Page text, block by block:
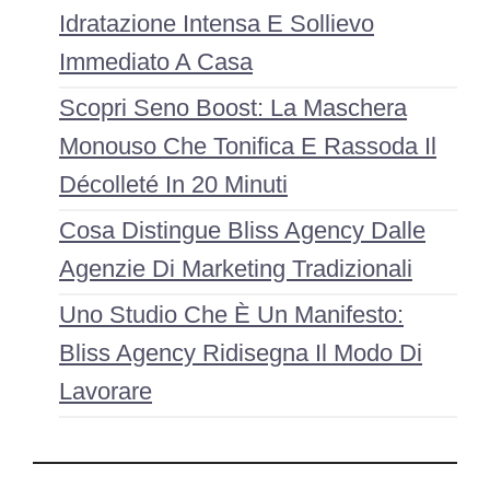
Idratazione Intensa E Sollievo
Immediato A Casa
Scopri Seno Boost: La Maschera
Monouso Che Tonifica E Rassoda Il
Décolleté In 20 Minuti
Cosa Distingue Bliss Agency Dalle
Agenzie Di Marketing Tradizionali
Uno Studio Che È Un Manifesto:
Bliss Agency Ridisegna Il Modo Di
Lavorare